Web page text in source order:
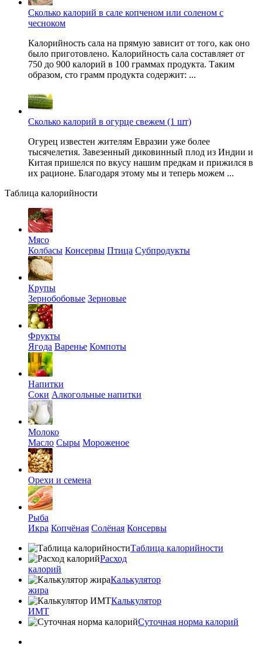
Сколько калорий в сале копченом или соленом с
чесноком
Калорийность сала на прямую зависит от того, как оно
было приготовлено. Калорийность сала составляет от
750 до 900 калорий в 100 граммах продукта. Таким
образом, сто грамм продукта содержит: ...
Сколько калорий в огурце свежем (1 шт)
Огурец известен жителям Евразии уже более
тысячелетия. Завезенный диковинный плод из Индии и
Китая пришелся по вкусу нашим предкам и прижился в
их рационе. Благодаря этому мы и теперь можем ...
Таблица калорийности
Мясо
Колбасы Консервы Птица Субпродукты
Крупы
Зернобобовые Зерновые
Фрукты
Ягода Варенье Компоты
Напитки
Соки Алкогольные напитки
Молоко
Масло Сыры Мороженое
Орехи и семена
Рыба
Икра Копчёная Солёная Консервы
Таблица калорийности
Расход
калорий
Калькулятор
жира
Калькулятор
ИМТ
Суточная норма калорий